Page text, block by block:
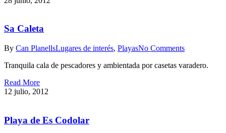
Sa Caleta
By Can PlanellsLugares de interés, PlayasNo Comments
Tranquila cala de pescadores y ambientada por casetas varadero.
Read More
12 julio, 2012
Playa de Es Codolar